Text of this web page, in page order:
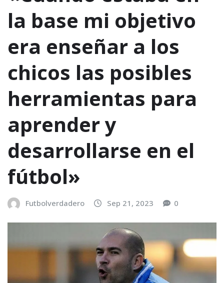
la base mi objetivo
era enseñar a los
chicos las posibles
herramientas para
aprender y
desarrollarse en el
fútbol»
Futbolverdadero Sep 21, 2023 0